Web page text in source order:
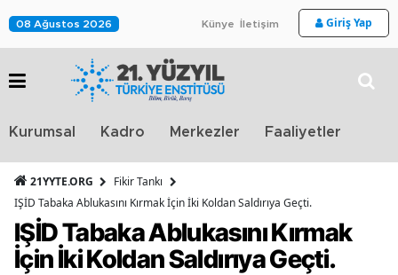
08 Ağustos 2026 Künye İletişim Giriş Yap
Kurumsal Kadro Merkezler Faaliyetler
21YYTE.ORG
Fikir Tankı
IŞİD Tabaka Ablukasını Kırmak İçin İki Koldan Saldırıya Geçti.
IŞİD Tabaka Ablukasını Kırmak
İçin İki Koldan Saldırıya Geçti.